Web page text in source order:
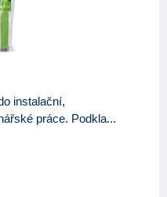
instalační,
práce. Podkla...